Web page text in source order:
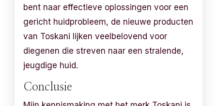
bent naar effectieve oplossingen voor een
gericht huidprobleem, de nieuwe producten
van Toskani lijken veelbelovend voor
diegenen die streven naar een stralende,
jeugdige huid.
Conclusie